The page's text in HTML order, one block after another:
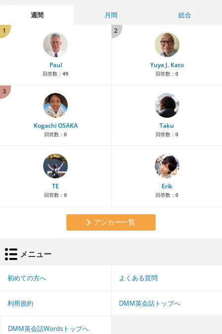
週間 月間
総合
1
Paul
回答数： 49
2
Yuya J. Kato
回答数： 0
3
Kogachi OSAKA
回答数： 0
Taku
回答数： 0
TE
回答数： 0
Erik
回答数： 0
アンカー一覧
メニュー
初めての方へ よくある質問
利用規約 DMM英会話トップへ
DMM英会話Wordsトップへ